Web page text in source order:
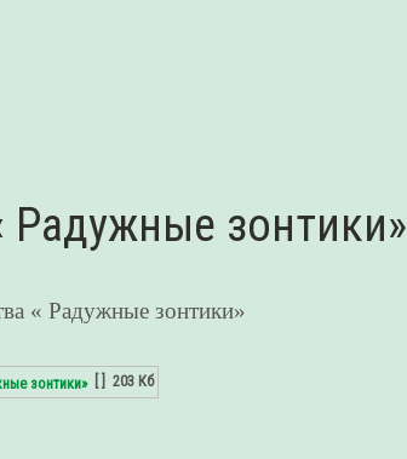
зонтики»
« Радужные зонтики»
зонтики» 203 Кб